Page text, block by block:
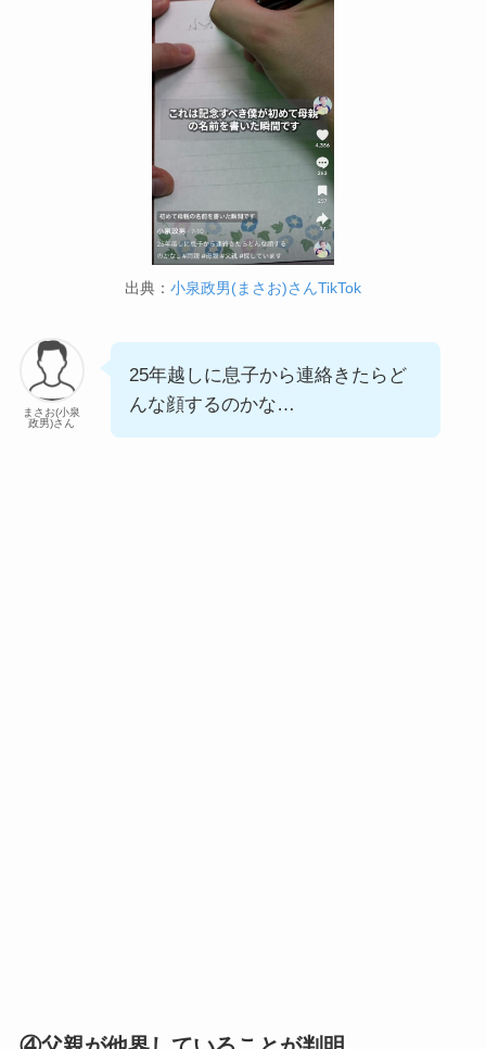
出典： 小泉政男(まさお)さんTikTok
まさお(小泉
政男)さん
25年越しに息子から連絡きたらど
んな顔するのかな…